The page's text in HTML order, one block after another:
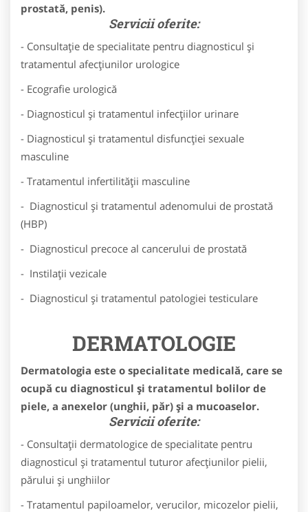
prostată, penis).
Servicii oferite:
- Consultație de specialitate pentru diagnosticul și
tratamentul afecțiunilor urologice
- Ecografie urologică
- Diagnosticul și tratamentul infecțiilor urinare
- Diagnosticul și tratamentul disfuncției sexuale
masculine
- Tratamentul infertilității masculine
- Diagnosticul și tratamentul adenomului de prostată
(HBP)
- Diagnosticul precoce al cancerului de prostată
- Instilații vezicale
- Diagnosticul și tratamentul patologiei testiculare
DERMATOLOGIE
Dermatologia este o specialitate medicală, care se
ocupă cu diagnosticul și tratamentul bolilor de
piele, a anexelor (unghii, păr) și a mucoaselor.
Servicii oferite:
- Consultații dermatologice de specialitate pentru
diagnosticul și tratamentul tuturor afecțiunilor pielii,
părului și unghiilor
- Tratamentul papiloamelor, verucilor, micozelor pielii,